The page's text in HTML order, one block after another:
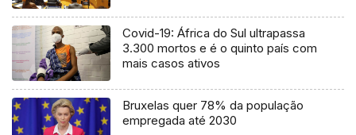
Covid-19: África do Sul ultrapassa
3.300 mortos e é o quinto país com
mais casos ativos
Bruxelas quer 78% da população
empregada até 2030